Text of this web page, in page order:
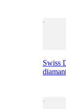
Swiss